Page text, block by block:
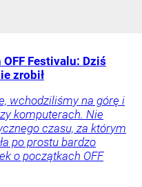
Festivalu: Dziś
zrobił
wchodziliśmy na górę i
komputerach. Nie
czasu, za którym
po prostu bardzo
o początkach OFF